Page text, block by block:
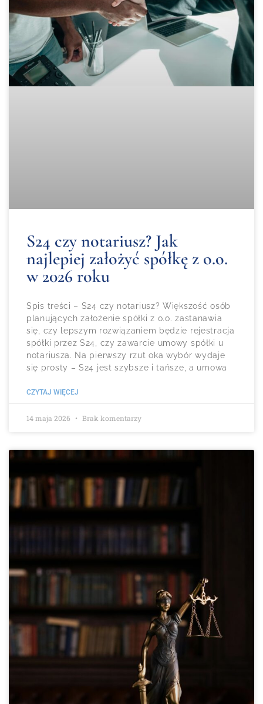
S24 czy notariusz? Jak
najlepiej założyć spółkę z o.o.
w 2026 roku
Spis treści – S24 czy notariusz? Większość osób
planujących założenie spółki z o.o. zastanawia
się, czy lepszym rozwiązaniem będzie rejestracja
spółki przez S24, czy zawarcie umowy spółki u
notariusza. Na pierwszy rzut oka wybór wydaje
się prosty – S24 jest szybsze i tańsze, a umowa
CZYTAJ WIĘCEJ
14 maja 2026 Brak komentarzy